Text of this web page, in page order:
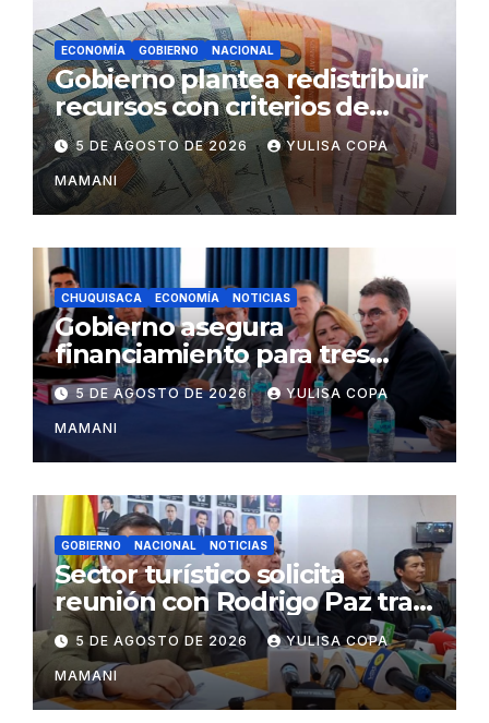
ECONOMÍA GOBIERNO NACIONAL
Gobierno plantea redistribuir
recursos con criterios de
eficiencia y esfuerzo fiscal
5 DE AGOSTO DE 2026 YULISA COPA
MAMANI
CHUQUISACA ECONOMÍA NOTICIAS
Gobierno asegura
financiamiento para tres
proyectos estratégicos de
Chuquisaca
5 DE AGOSTO DE 2026 YULISA COPA
MAMANI
GOBIERNO NACIONAL NOTICIAS
Sector turístico solicita
reunión con Rodrigo Paz tras
cambios en la administración
del turismo
5 DE AGOSTO DE 2026 YULISA COPA
MAMANI